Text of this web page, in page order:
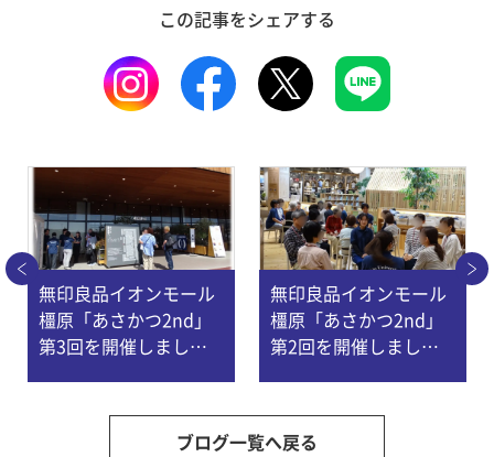
この記事をシェアする
無印良品イオンモール
橿原「あさかつ2nd」
第2回を開催しまし
無印良品イオンモール
橿原「あさかつ2nd」
第3回を開催しまし
ブログ一覧へ戻る